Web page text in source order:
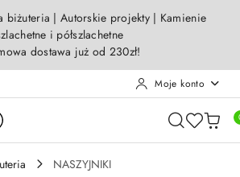
głównej
konto
głównego
produktu
biżuteria | Autorskie projekty | Kamienie
i półszlachetne
dostawa już od 230zł!
Moje konto
NASZYJNIKI